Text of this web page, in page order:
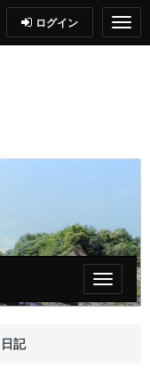
ログイン
My
ペ
日記